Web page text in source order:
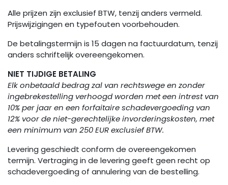
Alle prijzen zijn exclusief BTW, tenzij anders vermeld.
Prijswijzigingen en typefouten voorbehouden.
De betalingstermijn is 15 dagen na factuurdatum, tenzij
anders schriftelijk overeengekomen.
NIET TIJDIGE BETALING
Elk onbetaald bedrag zal van rechtswege en zonder
ingebrekestelling verhoogd worden met een intrest van
10% per jaar en een forfaitaire schadevergoeding van
12% voor de niet-gerechtelijke invorderingskosten, met
een minimum van 250 EUR exclusief BTW.
Levering geschiedt conform de overeengekomen
termijn. Vertraging in de levering geeft geen recht op
schadevergoeding of annulering van de bestelling.